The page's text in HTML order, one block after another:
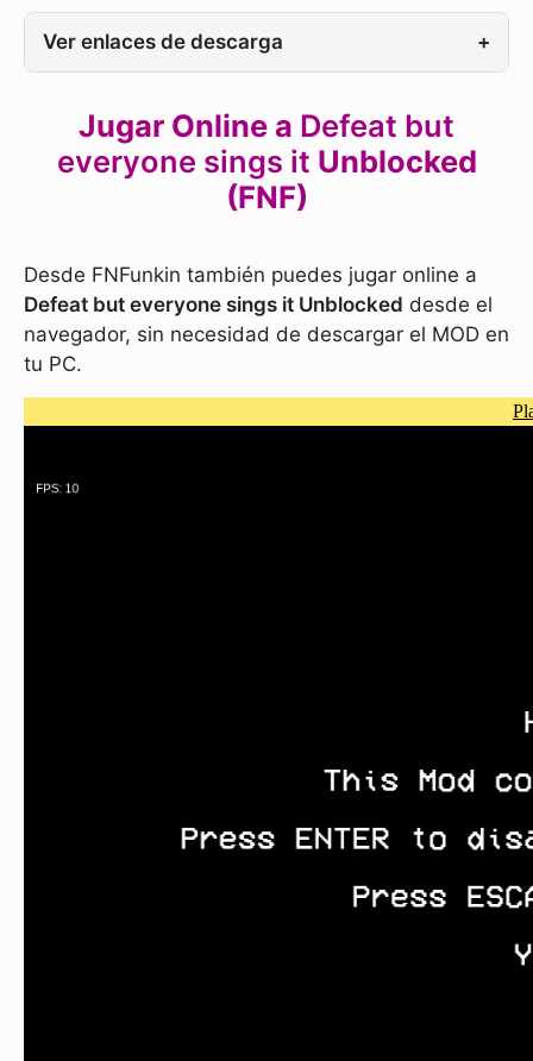
Ver enlaces de descarga +
Jugar Online a Defeat but
everyone sings it Unblocked
(FNF)
Desde FNFunkin también puedes jugar online a
Defeat but everyone sings it Unblocked desde el
navegador, sin necesidad de descargar el MOD en
tu PC.